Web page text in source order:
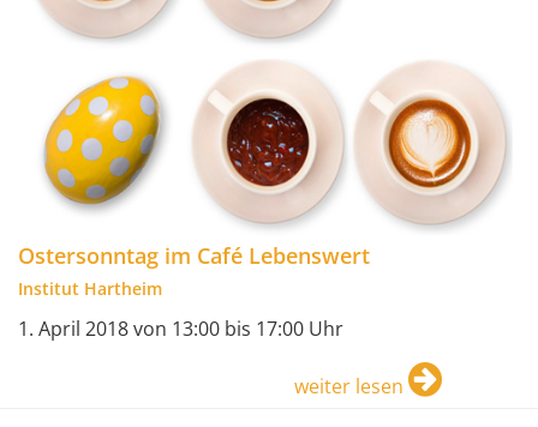
Ostersonntag im Café Lebenswert
Institut Hartheim
1. April 2018 von 13:00 bis 17:00 Uhr
weiter lesen